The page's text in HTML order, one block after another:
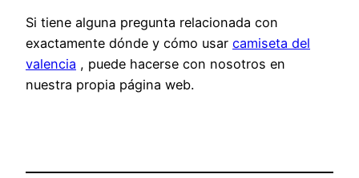
Si tiene alguna pregunta relacionada con
exactamente dónde y cómo usar camiseta del
valencia , puede hacerse con nosotros en
nuestra propia página web.